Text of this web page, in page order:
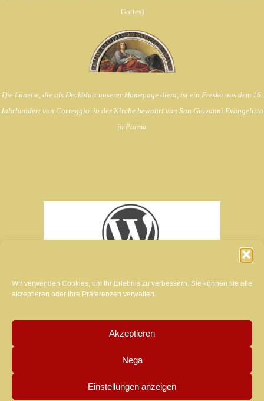
Wir verwenden Cookies, um Ihr Erlebnis zu verbessern. Sie können sie alle
akzeptieren oder Ihre Präferenzen verwalten.
Akzeptieren
Nega
Einstellungen anzeigen
Gottes)
Die Lünette, die als Deckblatt unserer Homepage dient, ist ein Fresko aus dem 16.
Jahrhundert von Correggio. in der Kirche bewahrt von San Giovanni Evangelista
in Parma
MANUELA LUZZARDI